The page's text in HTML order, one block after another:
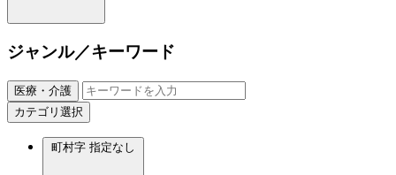
ジャンル／キーワード
医療・介護
カテゴリ選択
町村字 指定なし